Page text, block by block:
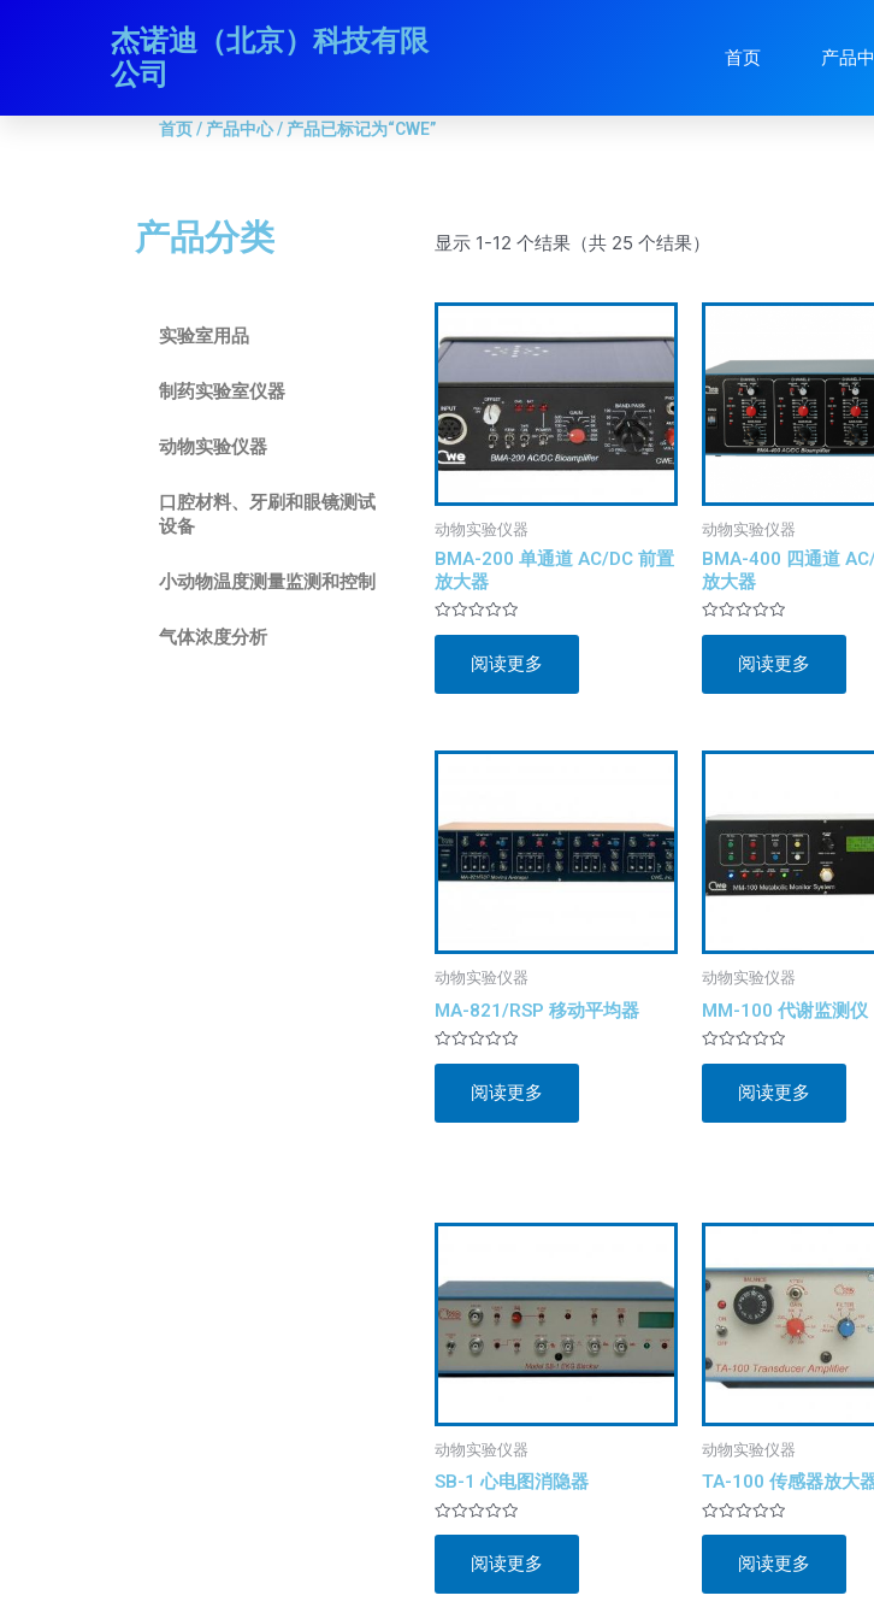
杰诺迪（北京）科技有限
公司
首页 产品
首页/产品中心/ 产品已标记为“CWE”
首页/ 产品中心/ 产品已标记为“CWE”
产品分类
实验室用品
制药实验室仪器
动物实验仪器
口腔材料、牙刷和眼镜测试
设备
小动物温度测量监测和控制
气体浓度分析
显示 1-12 个结果（共 25 个结果）
动物实验仪器
BMA-200 单通道 AC/DC 前置
放大器
评
&sol;
5
阅读更多
动物实验仪器
BMA-400 四通道
放大器
评
&sol;
5
阅读更多
动物实验仪器
MA-821/RSP 移动平均器
评
&sol;
5
阅读更多
动物实验仪器
MM-100 代谢监测仪
评
&sol;
5
阅读更多
动物实验仪器
SB-1 心电图消隐器
评
&sol;
5
阅读更多
动物实验仪器
TA-100 传感器放大
评
&sol;
5
阅读更多